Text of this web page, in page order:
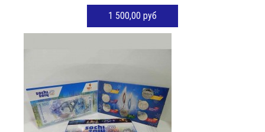
1 500,00 руб